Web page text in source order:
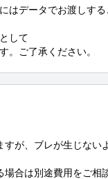
データでお渡しする
して
。ご了承ください。
が、ブレが生じない
合は別途費用をご相